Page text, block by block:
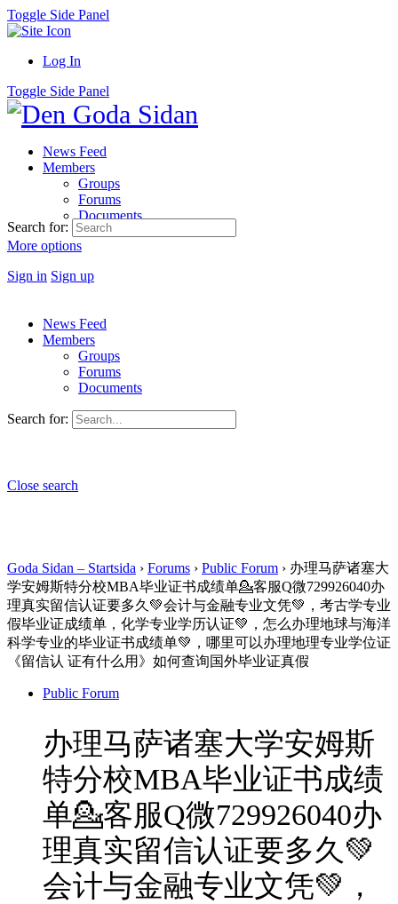
Toggle Side Panel
Log In
Toggle Side Panel
News Feed
Members
Groups
Forums
Documents
More options
Sign in Sign up
Search for:
News Feed
Members
Groups
Forums
Documents
Search for:
Close search
Goda Sidan – Startsida › Forums › Public Forum › 办理马萨诸塞大
学安姆斯特分校MBA毕业证书成绩单💁客服Q微729926040办
理真实留信认证要多久💚会计与金融专业文凭💚，考古学专业
假毕业证成绩单，化学专业学历认证💚，怎么办理地球与海洋
科学专业的毕业证书成绩单💚，哪里可以办理地理专业学位证
《留信认 证有什么用》如何查询国外毕业证真假
Public Forum
办理马萨诸塞大学安姆斯
特分校MBA毕业证书成绩
单💁客服Q微729926040办
理真实留信认证要多久💚
会计与金融专业文凭💚，